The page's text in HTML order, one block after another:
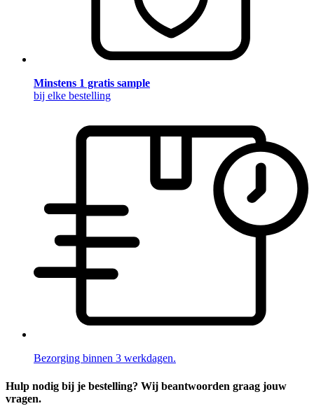
Minstens 1 gratis sample
bij elke bestelling
Bezorging binnen 3 werkdagen.
Hulp nodig bij je bestelling? Wij beantwoorden graag jouw
vragen.